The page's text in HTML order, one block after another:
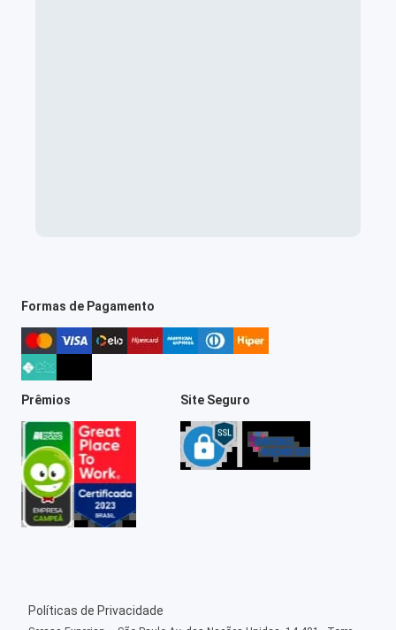
Formas de Pagamento
Prêmios Site Seguro
Políticas de Privacidade